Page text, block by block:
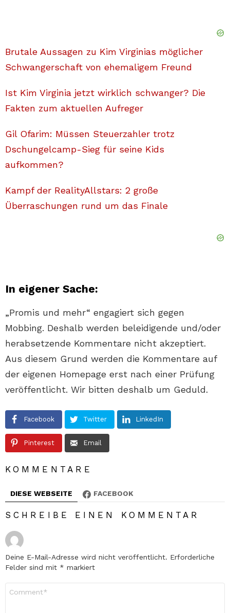
Brutale Aussagen zu Kim Virginias möglicher
Schwangerschaft von ehemaligem Freund
Ist Kim Virginia jetzt wirklich schwanger? Die
Fakten zum aktuellen Aufreger
Gil Ofarim: Müssen Steuerzahler trotz
Dschungelcamp-Sieg für seine Kids
aufkommen?
Kampf der RealityAllstars: 2 große
Überraschungen rund um das Finale
In eigener Sache:
„Promis und mehr“ engagiert sich gegen
Mobbing. Deshalb werden beleidigende und/oder
herabsetzende Kommentare nicht akzeptiert.
Aus diesem Grund werden die Kommentare auf
der eigenen Homepage erst nach einer Prüfung
veröffentlicht. Wir bitten deshalb um Geduld.
Facebook Twitter LinkedIn
Pinterest Email
KOMMENTARE
DIESE WEBSEITE FACEBOOK
SCHREIBE EINEN KOMMENTAR
Deine E-Mail-Adresse wird nicht veröffentlicht. Erforderliche
Felder sind mit * markiert